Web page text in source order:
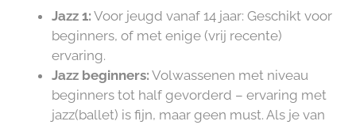
Jazz 1: Voor jeugd vanaf 14 jaar: Geschikt voor
beginners, of met enige (vrij recente)
ervaring.
Jazz beginners: Volwassenen met niveau
beginners tot half gevorderd – ervaring met
jazz(ballet) is fijn, maar geen must. Als je van